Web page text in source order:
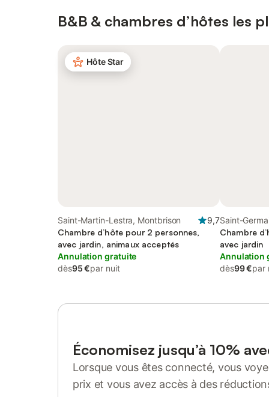
B&B & chambres d’hôtes les
Hôte Star
Saint-Martin-Lestra, Montbrison
9,7
Chambre d’hôte pour 2 personnes,
avec jardin, animaux acceptés
Annulation gratuite
dès95 €par nuit
Saint-
de Roanne
Chambre
avec jardin
Annulation
dès99 €par
Économisez jusqu’à 10%
Lorsque vous êtes connecté, vous
prix et vous avez accès à des